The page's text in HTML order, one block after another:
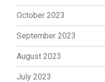
October 2023
September 2023
August 2023
July 2023